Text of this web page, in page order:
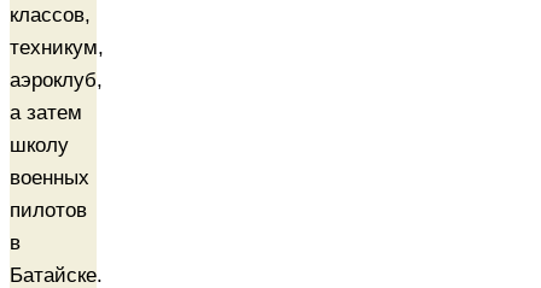
классов,
техникум,
аэроклуб,
а затем
школу
военных
пилотов
в
Батайске.